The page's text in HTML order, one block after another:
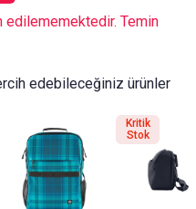
edilememektedir. Temin
edebileceğiniz ürünler
Kritik
Stok